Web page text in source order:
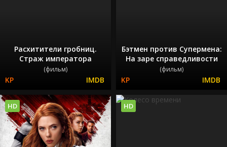
Расхитители гробниц.
Страж императора
(фильм)
Бэтмен против Супермена:
На заре справедливости
(фильм)
HD HD